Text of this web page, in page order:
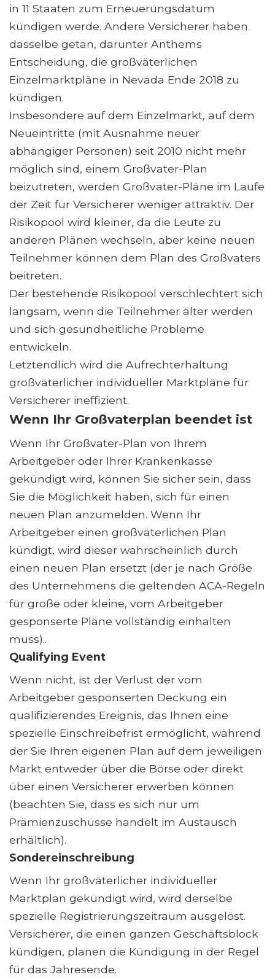
in 11 Staaten zum Erneuerungsdatum
kündigen werde. Andere Versicherer haben
dasselbe getan, darunter Anthems
Entscheidung, die großväterlichen
Einzelmarktpläne in Nevada Ende 2018 zu
kündigen.
Insbesondere auf dem Einzelmarkt, auf dem
Neueintritte (mit Ausnahme neuer
abhängiger Personen) seit 2010 nicht mehr
möglich sind, einem Großvater-Plan
beizutreten, werden Großvater-Pläne im Laufe
der Zeit für Versicherer weniger attraktiv. Der
Risikopool wird kleiner, da die Leute zu
anderen Plänen wechseln, aber keine neuen
Teilnehmer können dem Plan des Großvaters
beitreten.
Der bestehende Risikopool verschlechtert sich
langsam, wenn die Teilnehmer älter werden
und sich gesundheitliche Probleme
entwickeln.
Letztendlich wird die Aufrechterhaltung
großväterlicher individueller Marktpläne für
Versicherer ineffizient.
Wenn Ihr Großvaterplan beendet ist
Wenn Ihr Großvater-Plan von Ihrem
Arbeitgeber oder Ihrer Krankenkasse
gekündigt wird, können Sie sicher sein, dass
Sie die Möglichkeit haben, sich für einen
neuen Plan anzumelden. Wenn Ihr
Arbeitgeber einen großväterlichen Plan
kündigt, wird dieser wahrscheinlich durch
einen neuen Plan ersetzt (der je nach Größe
des Unternehmens die geltenden ACA-Regeln
für große oder kleine, vom Arbeitgeber
gesponserte Pläne vollständig einhalten
muss)..
Qualifying Event
Wenn nicht, ist der Verlust der vom
Arbeitgeber gesponserten Deckung ein
qualifizierendes Ereignis, das Ihnen eine
spezielle Einschreibefrist ermöglicht, während
der Sie Ihren eigenen Plan auf dem jeweiligen
Markt entweder über die Börse oder direkt
über einen Versicherer erwerben können
(beachten Sie, dass es sich nur um
Prämienzuschüsse handelt im Austausch
erhältlich).
Sondereinschreibung
Wenn Ihr großväterlicher individueller
Marktplan gekündigt wird, wird derselbe
spezielle Registrierungszeitraum ausgelöst.
Versicherer, die einen ganzen Geschäftsblock
kündigen, planen die Kündigung in der Regel
für das Jahresende.